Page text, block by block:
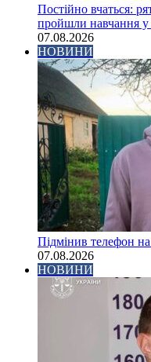
Постійно вчаться:
пройшли навчання
07.08.2026
НОВИНИ
Підмінив телефон
07.08.2026
НОВИНИ